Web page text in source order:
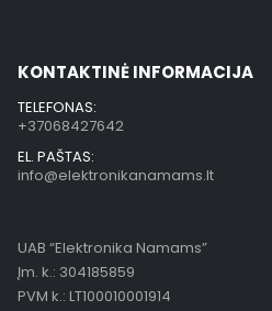
KONTAKTINĖ INFORMACIJA
TELEFONAS:
+37068427642
EL. PAŠTAS:
info@elektronikanamams.lt
UAB “Elektronika Namams”
Įm. k.: 304185859
PVM k.: LT100010001914